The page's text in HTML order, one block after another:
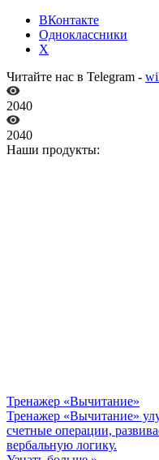
ВКонтакте
Одноклассники
X
Читайте нас в Telegram -
2040
2040
Наши продукты:
Тренажер «Вычитание»
Тренажер «Вычитание»
счетные операции,
вербальную логику.